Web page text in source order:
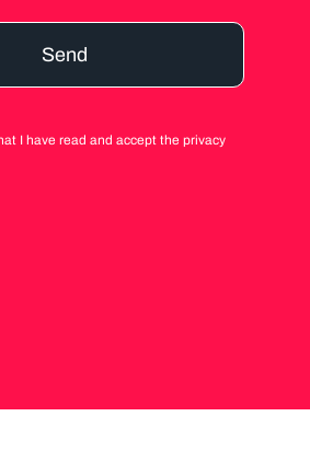
I have read and accept the privacy
Send